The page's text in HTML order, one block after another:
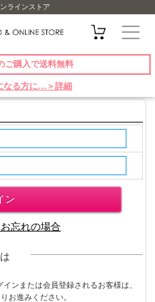
ラインストア
ご購入で送料無料
なる方に…＞詳細
忘れの場合
ンまたは会員登録されるお客様は、
お進みください。